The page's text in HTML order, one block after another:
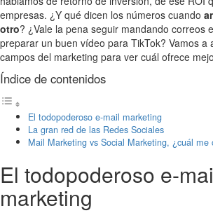
empresas. ¿Y qué dicen los números cuando
otro? ¿Vale la pena seguir mandando correos
preparar un buen vídeo para TikTok? Vamos a
campos del marketing para ver cuál ofrece
Índice de contenidos
El todopoderoso e-mail marketing
La gran red de las Redes Sociales
Mail Marketing vs Social Marketing, ¿cuál me
El todopoderoso e-
marketing